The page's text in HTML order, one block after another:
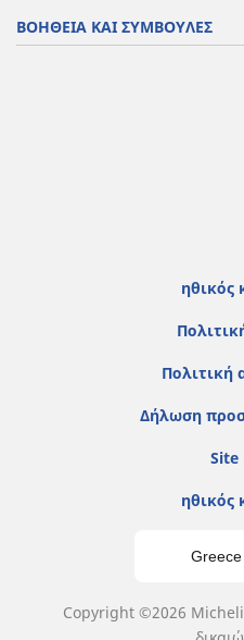
ΒΟΗΘΕΙΑ ΚΑΙ ΣΥΜΒΟΥΛΕΣ
ηθικός
Πολιτική
Δήλωση
Site
ηθικός
Greece
Copyright ©2026